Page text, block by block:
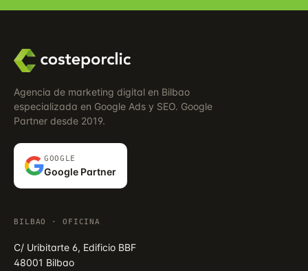
Agencia de marketing digital en Bilbao
especializada en Google Ads y SEO. Google
Partner desde 2019.
GOOGLE
Google Partner
BILBAO · OFICINA
C/ Uribitarte 6, Edificio BBF
48001 Bilbao